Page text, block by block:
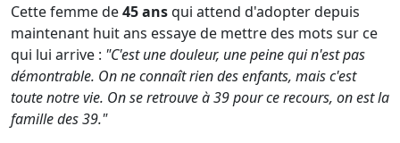
Cette femme de45 ansqui attend d'adopter depuis
maintenant huit ans essaye de mettre des mots sur ce
qui lui arrive : "C'est une douleur, une peine qui n'est pas
démontrable. On ne connaît rien des enfants, mais c'est
toute notre vie. On se retrouve à 39 pour ce recours, on est la
famille des 39."